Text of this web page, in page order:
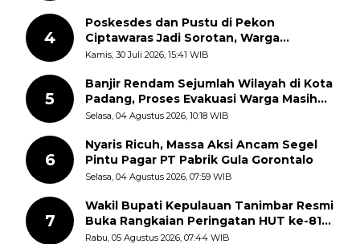
4
Poskesdes dan Pustu di Pekon
Ciptawaras Jadi Sorotan, Warga
Keluhkan Fasilitas Terbengkalai dan
Kamis, 30 Juli 2026, 15:41 WIB
5
Banjir Rendam Sejumlah Wilayah di Kota
Padang, Proses Evakuasi Warga Masih
Berlangsung
Selasa, 04 Agustus 2026, 10:18 WIB
6
Nyaris Ricuh, Massa Aksi Ancam Segel
Pintu Pagar PT Pabrik Gula Gorontalo
Selasa, 04 Agustus 2026, 07:59 WIB
7
Wakil Bupati Kepulauan Tanimbar Resmi
Buka Rangkaian Peringatan HUT ke-81
Kemerdekaan RI, ASN Diajak Perkuat
Rabu, 05 Agustus 2026, 07:44 WIB